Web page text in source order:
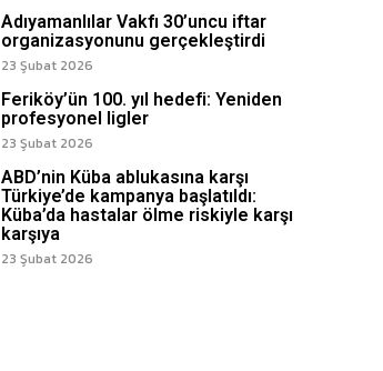
Adıyamanlılar Vakfı 30’uncu iftar
organizasyonunu gerçekleştirdi
23 Şubat 2026
Feriköy’ün 100. yıl hedefi: Yeniden
profesyonel ligler
23 Şubat 2026
ABD’nin Küba ablukasına karşı
Türkiye’de kampanya başlatıldı:
Küba’da hastalar ölme riskiyle karşı
karşıya
23 Şubat 2026